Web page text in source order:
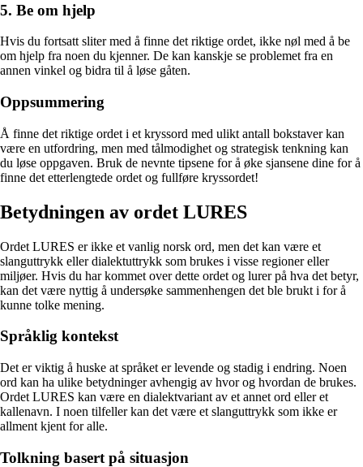
5. Be om hjelp
Hvis du fortsatt sliter med å finne det riktige ordet, ikke nøl med å be
om hjelp fra noen du kjenner. De kan kanskje se problemet fra en
annen vinkel og bidra til å løse gåten.
Oppsummering
Å finne det riktige ordet i et kryssord med ulikt antall bokstaver kan
være en utfordring, men med tålmodighet og strategisk tenkning kan
du løse oppgaven. Bruk de nevnte tipsene for å øke sjansene dine for å
finne det etterlengtede ordet og fullføre kryssordet!
Betydningen av ordet LURES
Ordet LURES er ikke et vanlig norsk ord, men det kan være et
slanguttrykk eller dialektuttrykk som brukes i visse regioner eller
miljøer. Hvis du har kommet over dette ordet og lurer på hva det betyr,
kan det være nyttig å undersøke sammenhengen det ble brukt i for å
kunne tolke mening.
Språklig kontekst
Det er viktig å huske at språket er levende og stadig i endring. Noen
ord kan ha ulike betydninger avhengig av hvor og hvordan de brukes.
Ordet LURES kan være en dialektvariant av et annet ord eller et
kallenavn. I noen tilfeller kan det være et slanguttrykk som ikke er
allment kjent for alle.
Tolkning basert på situasjon